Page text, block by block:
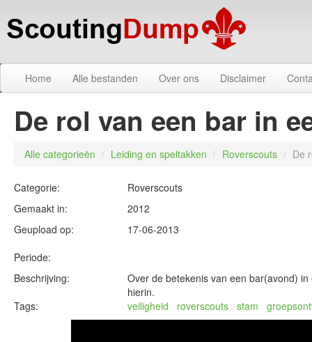
Home Alle bestanden Over ons Disclaimer
De rol van een bar in
Alle categorieën / Leiding en speltakken / Roverscouts / De
Categorie:
Roverscouts
Gemaakt in:
2012
Geupload op:
17-06-2013
Periode:
Beschrijving:
Over de betekenis van een bar(avond)
hierin.
Tags:
veiligheid roverscouts stam